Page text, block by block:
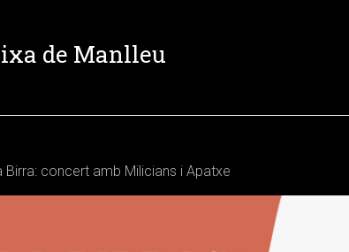
de Manlleu
concert amb Milicians i Apatxe